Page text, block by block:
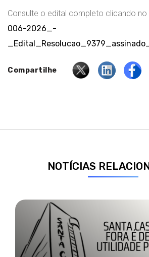
Consulte o edital completo clicando no
006-2026_-
Compartilhe
NOTÍCIAS